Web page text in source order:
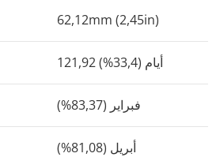
62,12mm (2,45in)
121,92 أيام (33,4%)
فبراير (83,37%)
أبريل (81,08%)